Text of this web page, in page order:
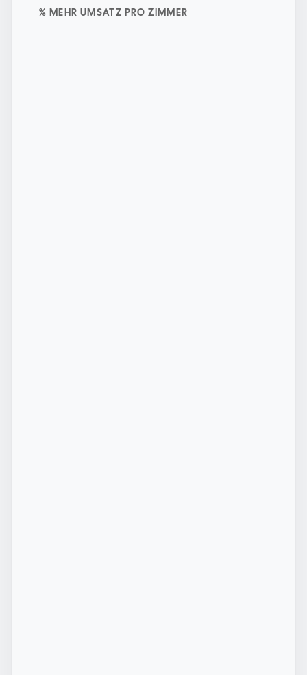
% MEHR UMSATZ PRO ZIMMER